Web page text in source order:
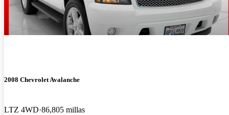
2008 Chevrolet Avalanche
LTZ 4WD 86,805 millas